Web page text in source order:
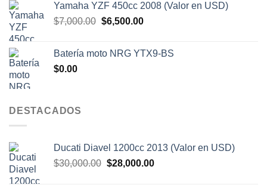
era:
$4,000.00.
es:
$3,500.00.
Yamaha YZF 450cc 2008 (Valor en USD)
$7,000.00 El
era:
$6,500.00El
es:
Batería moto NRG YTX9-BS
$0.00
DESTACADOS
Ducati Diavel 1200cc 2013 (Valor en USD)
$30,000.00 El
$28,000.00El